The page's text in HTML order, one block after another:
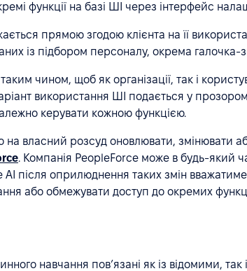
функції на базі ШІ через інтерфейс
прямою згодою клієнта на її
із підбором персоналу, окрема галочка-
чином, щоб як організації, так і
використання ШІ подається у
керувати кожною функцією.
власний розсуд оновлювати, змінювати
. Компанія PeopleForce може в будь-який
після оприлюднення таких змін
або обмежувати доступ до окремих
навчання пов’язані як із